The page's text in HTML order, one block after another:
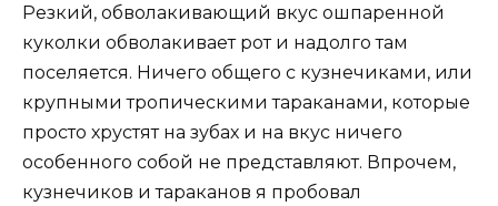
Резкий, обволакивающий вкус ошпаренной
куколки обволакивает рот и надолго там
поселяется. Ничего общего с кузнечиками, или
крупными тропическими тараканами, которые
просто хрустят на зубах и на вкус ничего
особенного собой не представляют. Впрочем,
кузнечиков и тараканов я пробовал